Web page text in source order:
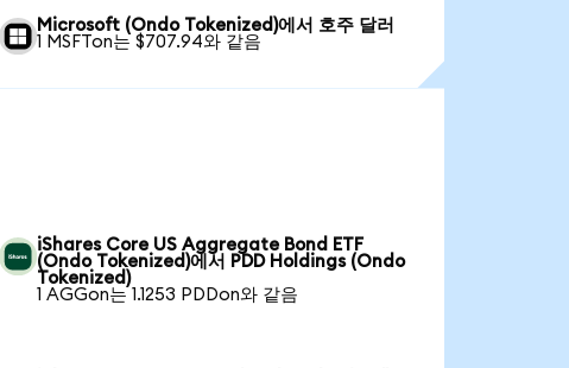
Microsoft (Ondo Tokenized)에서 호주 달러
1 MSFTon는 $707.94와 같음
iShares Core US Aggregate Bond ETF
(Ondo Tokenized)에서 PDD Holdings (Ondo
Tokenized)
1 AGGon는 1.1253 PDDon와 같음